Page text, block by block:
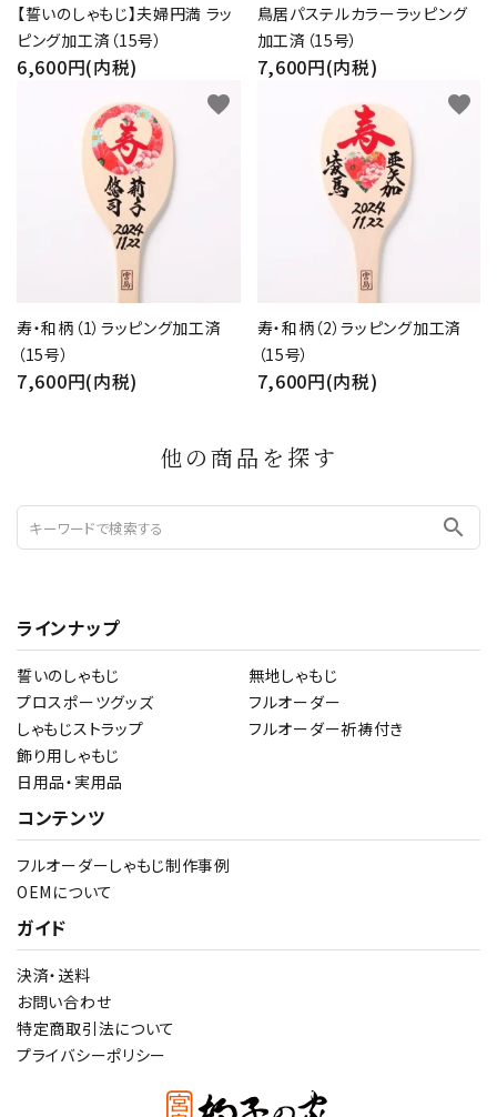
【誓いのしゃもじ】夫婦円満 ラッ
ピング加工済（15号）
6,600円(内税)
鳥居パステルカラーラッピング
加工済（15号）
7,600円(内税)
寿・和柄（1）ラッピング加工済
（15号）
7,600円(内税)
favorite
寿・和柄（2）ラッピング加工済
（15号）
7,600円(内税)
favorite
他の商品を探す
search
ラインナップ
誓いのしゃもじ
プロスポーツグッズ
しゃもじストラップ
飾り用しゃもじ
日用品・実用品
無地しゃもじ
フルオーダー
フルオーダー祈祷付き
コンテンツ
フルオーダーしゃもじ制作事例
OEMについて
ガイド
決済・送料
お問い合わせ
特定商取引法について
プライバシーポリシー